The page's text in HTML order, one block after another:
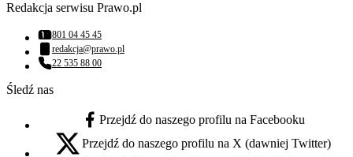
Redakcja serwisu Prawo.pl
Numer telefonu:
801 04 45 45
Adres email:
redakcja@prawo.pl
Numer telefonu:
22 535 88 00
Śledź nas
facebook - otwiera się w nowej karcie
Przejdź do naszego profilu na Facebooku
x - otwiera się w nowej karcie
Przejdź do naszego profilu na X (dawniej Twitter)